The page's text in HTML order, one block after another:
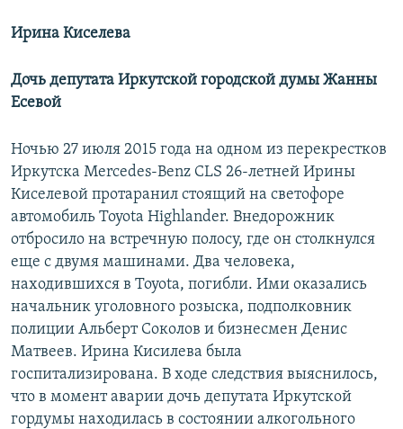
Ирина Киселева
Дочь депутата Иркутской городской думы Жанны
Есевой
Ночью 27 июля 2015 года на одном из перекрестков
Иркутска Mercedes-Benz CLS 26-летней Ирины
Киселевой протаранил стоящий на светофоре
автомобиль Toyota Highlander. Внедорожник
отбросило на встречную полосу, где он столкнулся
еще с двумя машинами. Два человека,
находившихся в Toyota, погибли. Ими оказались
начальник уголовного розыска, подполковник
полиции Альберт Соколов и бизнесмен Денис
Матвеев. Ирина Кисилева была
госпитализирована. В ходе следствия выяснилось,
что в момент аварии дочь депутата Иркутской
гордумы находилась в состоянии алкогольного